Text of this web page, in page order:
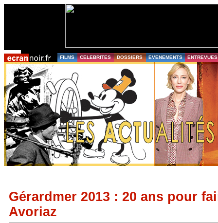
FILMS CELEBRITES DOSSIERS EVENEMENTS ENTREVUES
Gérardmer 2013 : 20 ans pour
Avoriaz